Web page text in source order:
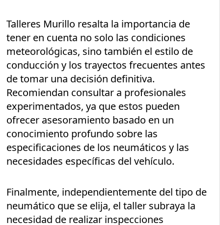
Talleres Murillo resalta la importancia de
tener en cuenta no solo las condiciones
meteorológicas, sino también el estilo de
conducción y los trayectos frecuentes antes
de tomar una decisión definitiva.
Recomiendan consultar a profesionales
experimentados, ya que estos pueden
ofrecer asesoramiento basado en un
conocimiento profundo sobre las
especificaciones de los neumáticos y las
necesidades específicas del vehículo.
Finalmente, independientemente del tipo de
neumático que se elija, el taller subraya la
necesidad de realizar inspecciones